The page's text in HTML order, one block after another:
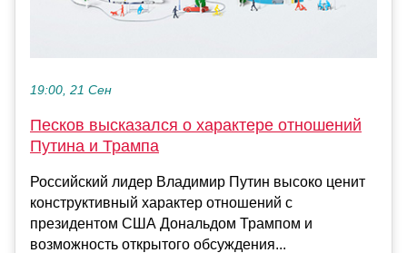
19:00, 21 Сен
Песков высказался о характере отношений
Путина и Трампа
Российский лидер Владимир Путин высоко ценит
конструктивный характер отношений с
президентом США Дональдом Трампом и
возможность открытого обсуждения...